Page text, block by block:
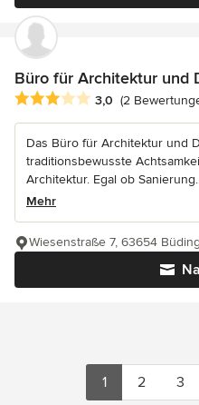
Büro für Architektur und
Durchschnittliche
3,0 (2
Das Büro für Architektur und
traditionsbewusste
Architektur. Egal ob
Mehr
Wiesenstraße 7, 63654
1 2 3